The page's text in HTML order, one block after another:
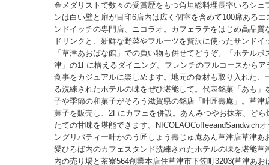
金メダリストで数々の受賞歴をもつ角垣総料理長率いるシェ
ンは白い壁と扉が目印6店内は広く個室を含めて100席あるエ
ンドイッチの専門店、ニコラオ。カフェラテをはじめ高品質
ドリンクと、新鮮な野菜やフルーツを贅沢に使ったサンドイ
「草津あおばな館」での買い物も併せてどうぞ。「ホテルボ
津」の1Fに構えるダイニング。フレンチのフルコースからア
食事をカジュアルに楽しめます。地元の食材も取り入れた、
る洗練されたホテルの味をぜひ堪能して。代表銘菓「あも」
子や季節の和菓子がそろう滋賀県の銘店「叶匠壽庵」。草津
菓子を販売し、2Fにカフェを併設。あんみつやお抹茶、どら
たての甘味を堪能できます。NICOLAOCoffeeandSandwich
ングリバティー叶かのう匠しょう壽じゅ庵あん草津店草津あ
愛ひろば内のカフェスタンド洗練されたホテルの味を堪能草
内の売り場と茶寮564創業本店住草津市下笠町3203(草津あお